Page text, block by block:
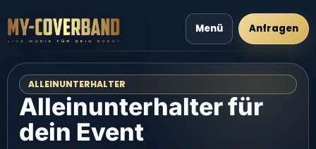
Menü Anfragen
ALLEINUNTERHALTER
Alleinunterhalter für
dein Event